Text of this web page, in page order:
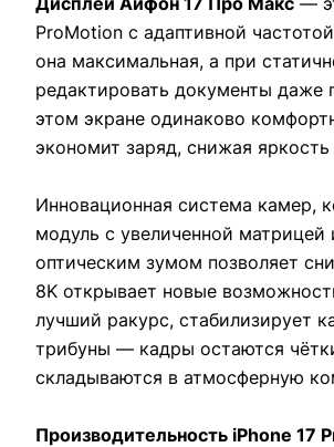
ProMotion с адаптивной
она максимальная, а при
редактировать документы
этом экране одинаково
экономит заряд, снижая
Инновационная система камер,
модуль с увеличенной
оптическим зумом позволяет
8K открывает новые
лучший ракурс, стабилизирует
трибуны — кадры остаются
складываются в атмосферную
Производительность iPhone 17